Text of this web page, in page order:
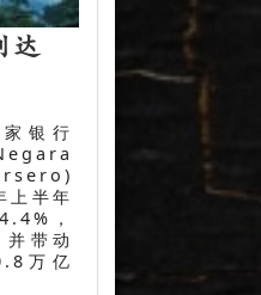
达
银行
半年
，
带动
万亿